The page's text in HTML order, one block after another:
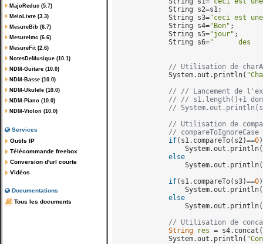
MajoReduc (5.7)
MeloLivre (3.3)
MesureBib (6.7)
MesureImc (6.6)
MesureFit (2.6)
NotesDeMusique (10.1)
NDM-Guitare (10.0)
NDM-Basse (10.0)
NDM-Ukulele (10.0)
NDM-Piano (10.0)
NDM-Violon (10.0)
Services
Outils IP
Télécommande freebox
Conversion d'url courte
Vidéos
Documentations
Tous les documents
String s2=s1;
String s3="ceci est
String s4="Bon" ;
String s5="jour" ;
String s6="      des
// Utilisation de charAt
System.out.println(
// // Lancement de
// // s1.length()+1
//
// Utilisation de
//
if(s1.compareTo(s2)==0)
System.out.println(
else
System.out.println(
if(s1.compareTo(s3)==0)
System.out.println(
else
System.out.println(
// Utilisation de
String
res =
System.out.println(